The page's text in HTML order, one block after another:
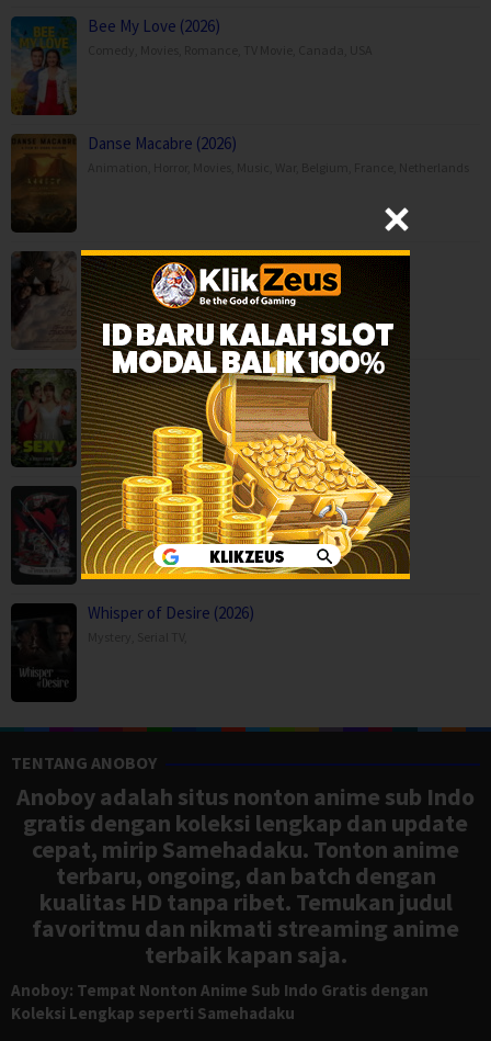
Bee My Love (2026)
Danse Macabre (2026)
Moda Kavida Vaatavarana (2026)
Drama,Movies,Romance , Science Fiction,
Still Sexy (2026)
Comedy,Romance,Serial TV,Italy
THE RIBBON HERO (2026)
Action,Animation,Drama,Fantasy,Movies,Japan
Whisper of Desire (2026)
TENTANG ANOBOY
Anoboy adalah situs nonton anime sub Indo
gratis dengan koleksi lengkap dan update
cepat, mirip Samehadaku. Tonton anime
terbaru, ongoing, dan batch dengan
kualitas HD tanpa ribet. Temukan judul
favoritmu dan nikmati streaming anime
terbaik kapan saja.
Anoboy: Tempat Nonton Anime Sub Indo Gratis dengan
Koleksi Lengkap seperti Samehadaku